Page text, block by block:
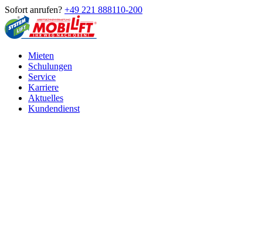
Sofort anrufen? +49 221 888110-200
Mieten
Schulungen
Service
Karriere
Aktuelles
Kundendienst